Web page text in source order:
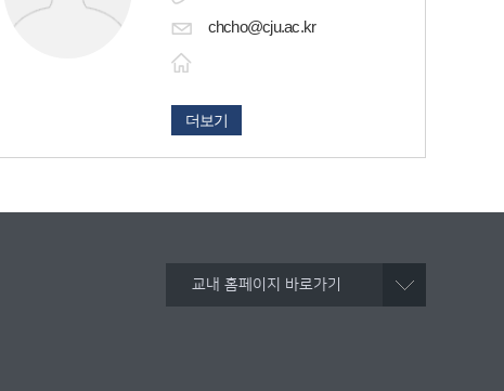
chcho@cju.ac.kr
더보기
교내 홈페이지 바로가기